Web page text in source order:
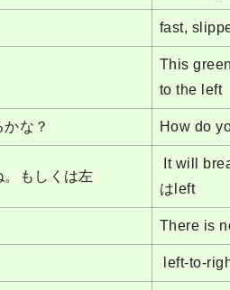
fast,
This
to the left
な？ How do
もしくは左
It will
はleft
There is
left-to-